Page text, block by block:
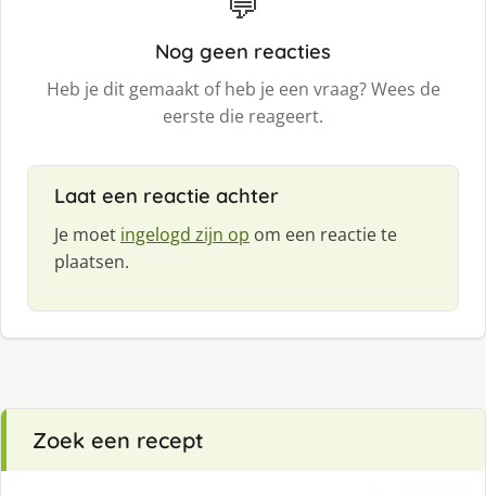
Nog geen reacties
Heb je dit gemaakt of heb je een vraag? Wees de
eerste die reageert.
Laat een reactie achter
Je moet ingelogd zijn op om een reactie te
plaatsen.
Zoek een recept